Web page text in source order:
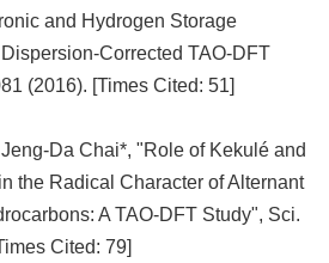
and Hydrogen Storage
Corrected TAO-DFT
(2016). [Times Cited: 51]
Da Chai*, "Role of Kekulé and
the Radical Character of Alternant
A TAO-DFT Study", Sci.
Cited: 79]